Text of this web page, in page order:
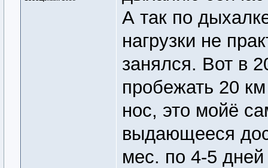
А так по
нагрузки не
занялся. Вот в
пробежать 20
нос, это мойё
выдающееся
мес. по 4-5